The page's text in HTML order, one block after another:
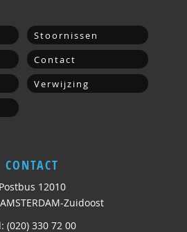
Stoornissen
Contact
Verwijzing
CONTACT
Postbus 12010
Zuidoost
(020) 330 72 00